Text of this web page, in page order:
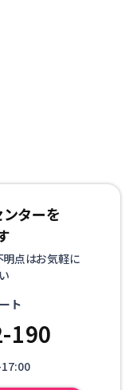
ターを
点はお気軽に
ト
190